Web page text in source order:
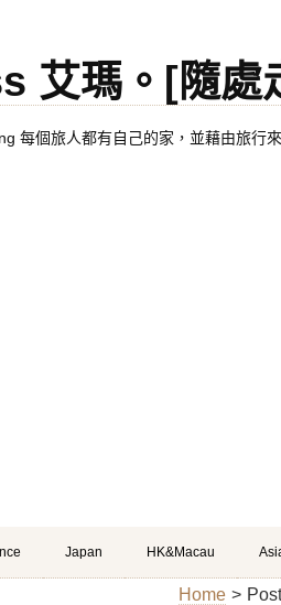
艾瑪。[隨處
每個旅人都有自己的家，並藉由旅行來
Japan HK&Macau
Home >